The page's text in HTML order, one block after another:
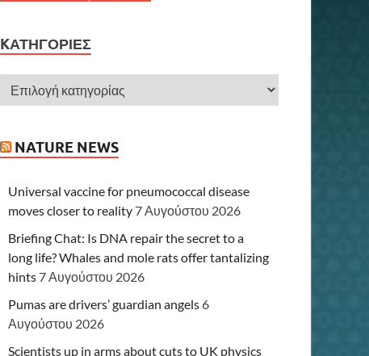
KΑΤΗΓΟΡΊΕΣ
NATURE NEWS
Universal vaccine for pneumococcal disease
moves closer to reality 7 Αυγούστου 2026
Briefing Chat: Is DNA repair the secret to a
long life? Whales and mole rats offer tantalizing
hints 7 Αυγούστου 2026
Pumas are drivers’ guardian angels 6
Αυγούστου 2026
Scientists up in arms about cuts to UK physics